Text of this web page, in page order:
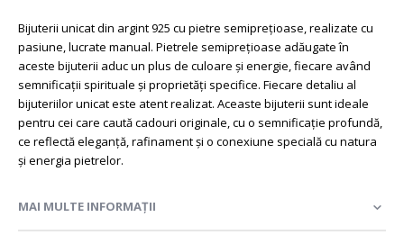
Bijuterii unicat din argint 925 cu pietre semiprețioase, realizate cu
pasiune, lucrate manual. Pietrele semiprețioase adăugate în
aceste bijuterii aduc un plus de culoare și energie, fiecare având
semnificații spirituale și proprietăți specifice. Fiecare detaliu al
bijuteriilor unicat este atent realizat. Aceaste bijuterii sunt ideale
pentru cei care caută cadouri originale, cu o semnificație profundă,
ce reflectă eleganță, rafinament și o conexiune specială cu natura
și energia pietrelor.
MAI MULTE INFORMAȚII